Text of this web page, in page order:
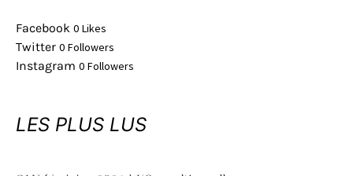
Facebook 0 Likes
Twitter 0 Followers
Instagram 0 Followers
LES PLUS LUS